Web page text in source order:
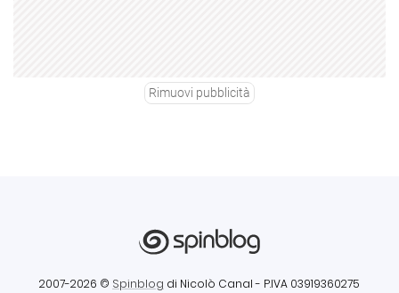
Rimuovi pubblicità
2007-2026 © Spinblog di Nicolò Canal - P.IVA 03919360275